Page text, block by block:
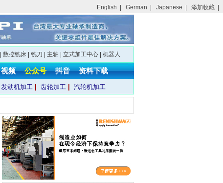
English German Japanese 添加收藏
数控铣床| 铣刀 主轴 立式加工中心| 机器人
视频 公众号 抖音 资料下载
发动机加工 齿轮加工 汽轮机加工